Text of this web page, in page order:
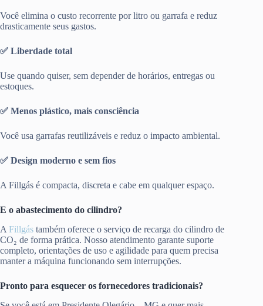
Você elimina o custo recorrente por litro ou garrafa e reduz
drasticamente seus gastos.
✅ Liberdade total
Use quando quiser, sem depender de horários, entregas ou
estoques.
✅ Menos plástico, mais consciência
Você usa garrafas reutilizáveis e reduz o impacto ambiental.
✅ Design moderno e sem fios
A Fillgás é compacta, discreta e cabe em qualquer espaço.
E o abastecimento do cilindro?
A Fillgás também oferece o serviço de recarga do cilindro de
CO₂ de forma prática. Nosso atendimento garante suporte
completo, orientações de uso e agilidade para quem precisa
manter a máquina funcionando sem interrupções.
Pronto para esquecer os fornecedores tradicionais?